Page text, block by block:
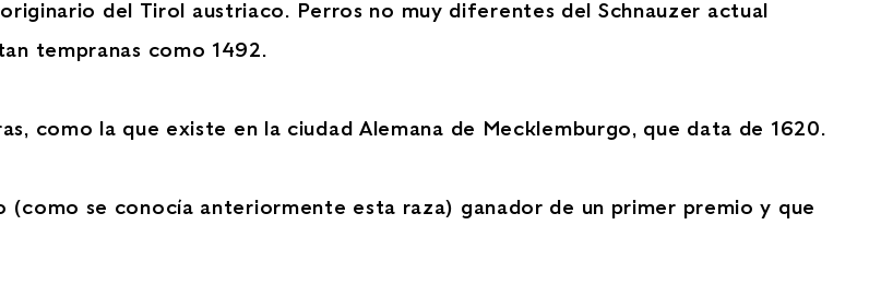
del Tirol austriaco. Perros no muy diferentes del Schnauzer actual
tempranas como 1492.
como la que existe en la ciudad Alemana de Mecklemburgo, que data de 1620.
(como se conocía anteriormente esta raza) ganador de un primer premio y que